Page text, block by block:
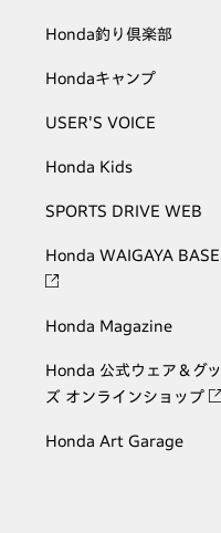
Honda釣り倶楽部
Hondaキャンプ
USER'S VOICE
Honda Kids
SPORTS DRIVE WEB
Honda WAIGAYA BASE
Honda Magazine
Honda 公式ウェア＆グッ
ズ オンラインショップ
Honda Art Garage